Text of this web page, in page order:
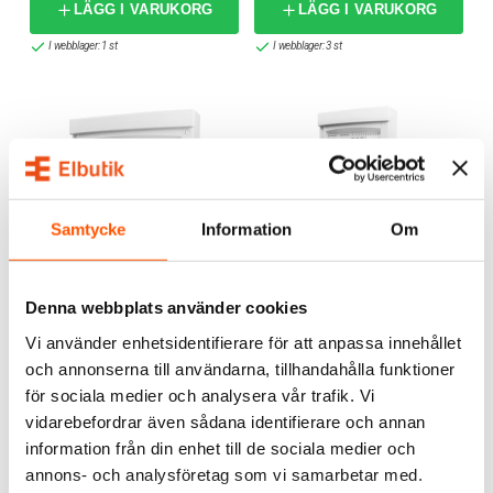
Samtycke Information Om
Denna webbplats använder cookies
Vi använder enhetsidentifierare för att anpassa innehållet
och annonserna till användarna, tillhandahålla funktioner
för sociala medier och analysera vår trafik. Vi
vidarebefordrar även sådana identifierare och annan
information från din enhet till de sociala medier och
annons- och analysföretag som vi samarbetar med.
LÄGG I VARUKORG
I webblager: 1 st
LÄGG I VARUKORG
I webblager: 3 st
Rogy Förmonterad
Central 36 moduler IP40
2 199,00 kr
LÄGG I VARUKORG
Skickas inom 30-90 arbetsdagar
Rogy Förmonterad
2 095,00 kr
LÄGG I VARUKORG
Skickas inom 30-90 arbetsdagar